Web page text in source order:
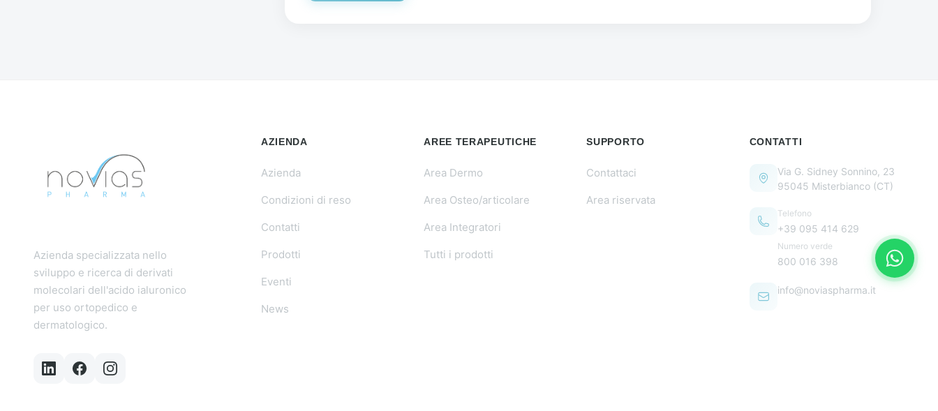
Azienda specializzata nello
sviluppo e ricerca di derivati
molecolari dell'acido ialuronico
per uso ortopedico e
dermatologico.
AZIENDA
Azienda
Condizioni di reso
Contatti
Prodotti
Eventi
News
AREE TERAPEUTICHE
Area Dermo
Area Osteo/articolare
Area Integratori
Tutti i prodotti
SUPPORTO
Contattaci
Area riservata
CONTATTI
Via G. Sidney Sonnino, 23
95045 Misterbianco (CT)
Telefono
+39 095 414 629
Numero verde
800 016 398
info@noviaspharma.it